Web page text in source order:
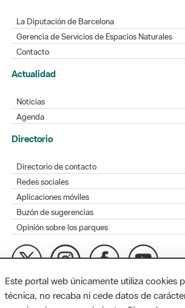
La Diputación de Barcelona
Gerencia de Servicios de Espacios Naturales
Contacto
Actualidad
Noticias
Agenda
Directorio
Directorio de contacto
Redes sociales
Aplicaciones móviles
Buzón de sugerencias
Opinión sobre los parques
MAPA WEB AVISO LEGAL ACCESIBILIDAD
Este portal web únicamente utiliza cookies
técnica, no recaba ni cede datos de